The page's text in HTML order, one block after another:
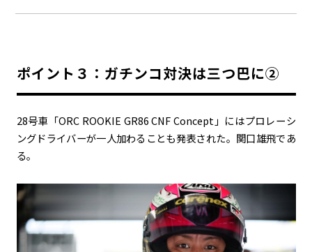
ポイント３：ガチンコ対決は三つ巴に②
28号車「ORC ROOKIE GR86 CNF Concept」にはプロレーシ
ングドライバーが一人加わることも発表された。関口雄飛であ
る。